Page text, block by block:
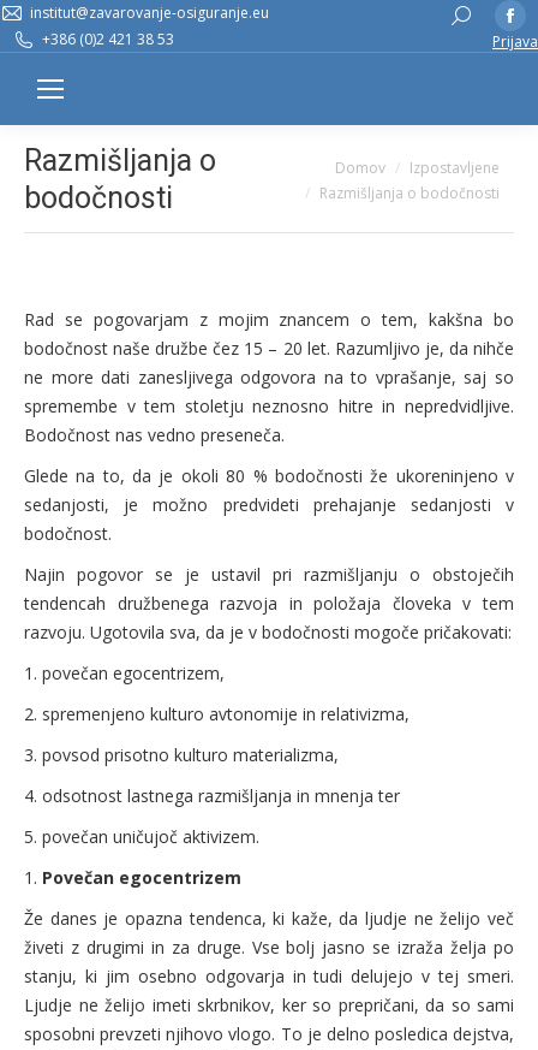
institut@zavarovanje-osiguranje.eu
+386 (0)2 421 38 53
Search:
Prijava
Razmišljanja o
bodočnosti
You are here:Domov
Izpostavljene
Razmišljanja o bodočnosti
Rad se pogovarjam z mojim znancem o tem, kakšna bo
bodočnost naše družbe čez 15 – 20 let. Razumljivo je, da nihče
ne more dati zanesljivega odgovora na to vprašanje, saj so
spremembe v tem stoletju neznosno hitre in nepredvidljive.
Bodočnost nas vedno preseneča.
Glede na to, da je okoli 80 % bodočnosti že ukoreninjeno v
sedanjosti, je možno predvideti prehajanje sedanjosti v
bodočnost.
Najin pogovor se je ustavil pri razmišljanju o obstoječih
tendencah družbenega razvoja in položaja človeka v tem
razvoju. Ugotovila sva, da je v bodočnosti mogoče pričakovati:
1. povečan egocentrizem,
2. spremenjeno kulturo avtonomije in relativizma,
3. povsod prisotno kulturo materializma,
4. odsotnost lastnega razmišljanja in mnenja ter
5. povečan uničujoč aktivizem.
1. Povečan egocentrizem
Že danes je opazna tendenca, ki kaže, da ljudje ne želijo več
živeti z drugimi in za druge. Vse bolj jasno se izraža želja po
stanju, ki jim osebno odgovarja in tudi delujejo v tej smeri.
Ljudje ne želijo imeti skrbnikov, ker so prepričani, da so sami
sposobni prevzeti njihovo vlogo. To je delno posledica dejstva,